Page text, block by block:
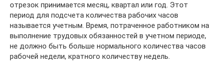
отрезок принимается месяц, квартал или год. Этот
период для подсчета количества рабочих часов
называется учетным. Время, потраченное работником на
выполнение трудовых обязанностей в учетном периоде,
не должно быть больше нормального количества часов
рабочей недели, кратного количеству недель.